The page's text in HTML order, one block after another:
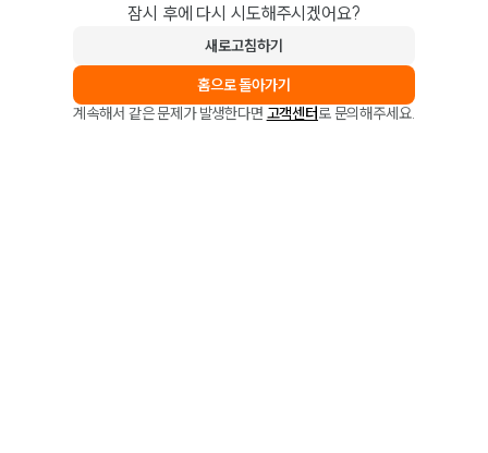
잠시 후에 다시 시도해주시겠어요?
새로고침하기
홈으로 돌아가기
계속해서 같은 문제가 발생한다면 고객센터로 문의해주세요.